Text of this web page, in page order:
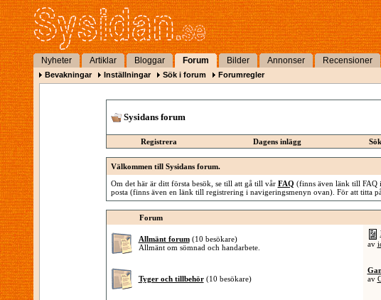
Nyheter Artiklar Bloggar Forum Bilder Annonser Recensioner
Bevakningar Inställningar Sök i forum Forumregler
Sysidans forum
Registrera
Dagens inlägg Sök
Välkommen till Sysidans forum.
Om det här är ditt första besök, se till att gå till vår FAQ (finns även länk till FAQ
posta (finns även en länk till registrering i navigeringsmenyn ovan). För att titta
Forum
Allmänt forum (10 besökare)
Allmänt om sömnad och handarbete.
av
Tyger och tillbehör (10 besökare)
av